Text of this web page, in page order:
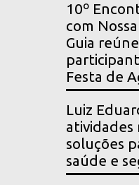
10º
com
Guia
Festa de
Luiz
atividades
soluções
saúde e